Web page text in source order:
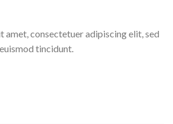
amet, consectetuer adipiscing elit, sed
tincidunt.